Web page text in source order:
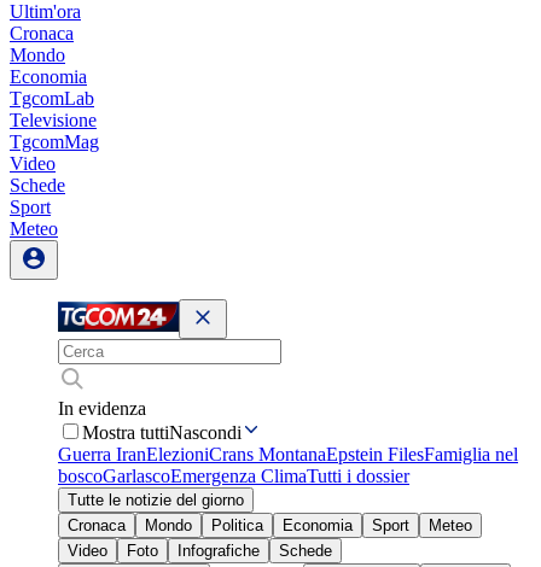
Ultim'ora
Cronaca
Mondo
Economia
TgcomLab
Televisione
TgcomMag
Video
Schede
Sport
Meteo
In evidenza
Mostra tuttiNascondi
Guerra IranElezioniCrans MontanaEpstein FilesFamiglia nel
boscoGarlascoEmergenza ClimaTutti i dossier
Tutte le notizie del giorno
Cronaca
Mondo Politica Economia Sport
Meteo
Video
Foto Infografiche
Schede